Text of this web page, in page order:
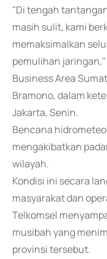
"Di tengah
masih sulit, kami
memaksimalkan
pemulihan
Business Area
Bramono, dalam
Jakarta, Senin.
Bencana
mengakibatkan
wilayah.
Kondisi ini secara
masyarakat dan
Telkomsel
musibah yang
provinsi tersebut.